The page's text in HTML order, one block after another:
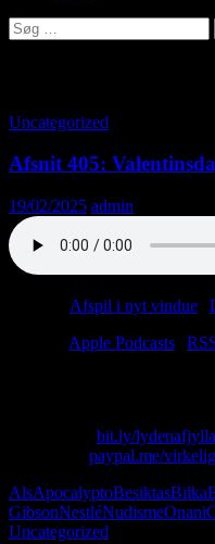
Søg
efter:
Uncategorized
Afsnit 405:
19/02/2025 admin
Afspil i nyt vindue
Apple Podcasts
bit.ly/
paypal.me/
AlsApocalyptoBesiktasBilka
GibsonNestléNudismeOnani
Uncategorized